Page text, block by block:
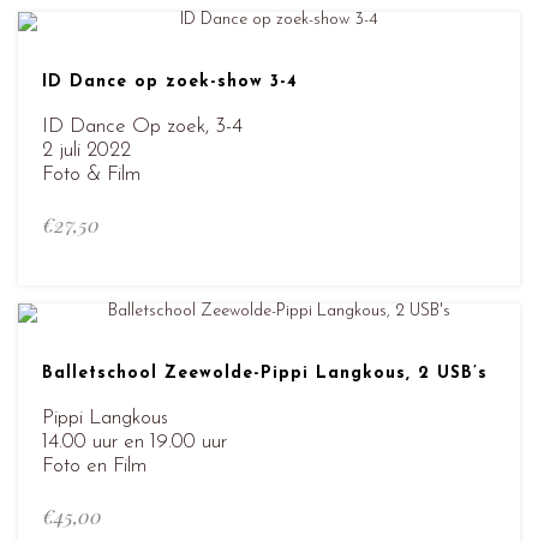
ID Dance op zoek-show 3-4
ID Dance Op zoek, 3-4
2 juli 2022
Foto & Film
€27,50
Balletschool Zeewolde-Pippi Langkous, 2 USB’s
Pippi Langkous
14.00 uur en 19.00 uur
Foto en Film
€45,00